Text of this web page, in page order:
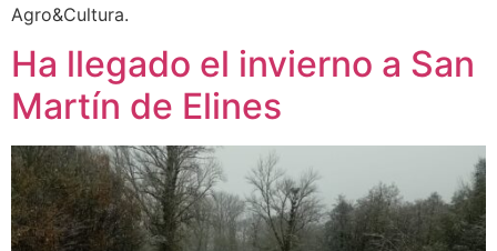
Agro&Cultura.
Ha llegado el invierno a San
Martín de Elines